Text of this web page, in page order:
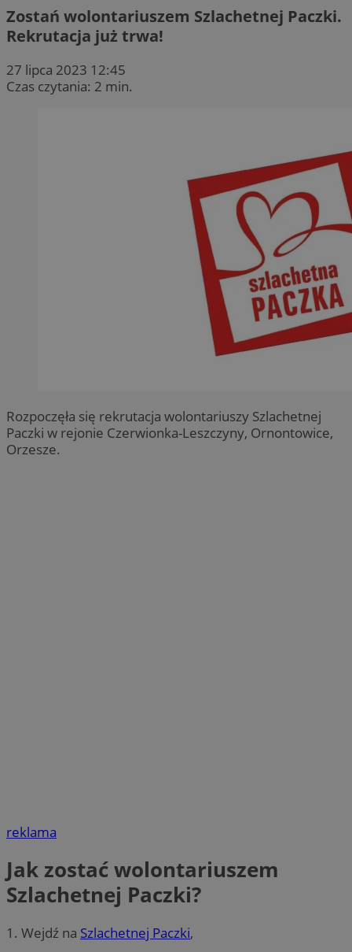
Zostań wolontariuszem Szlachetnej Paczki.
Rekrutacja już trwa!
27 lipca 2023 12:45
Czas czytania: 2 min.
Rozpoczęła się rekrutacja wolontariuszy Szlachetnej
Paczki w rejonie Czerwionka-Leszczyny, Ornontowice,
Orzesze.
reklama
Jak zostać wolontariuszem
Szlachetnej Paczki?
1. Wejdź na Szlachetnej Paczki,